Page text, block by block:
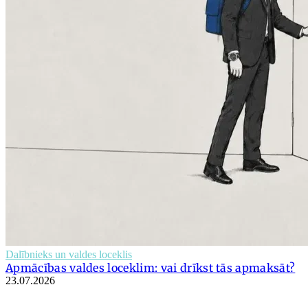
Dalībnieks un valdes loceklis
Apmācības valdes loceklim: vai drīkst tās apmaksāt?
23.07.2026